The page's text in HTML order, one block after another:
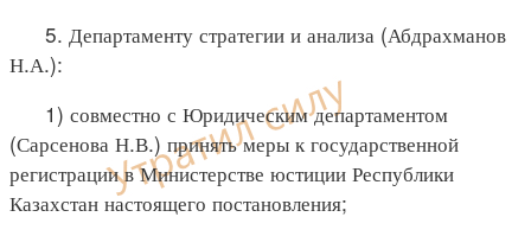
5. Департаменту стратегии и анализа (Абдрахманов
Н.А.):
1) совместно с Юридическим департаментом
(Сарсенова Н.В.) принять меры к государственной
регистрации в Министерстве юстиции Республики
Казахстан настоящего постановления;